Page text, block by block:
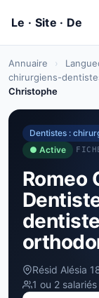
Annuaire ›
chirurgiens-
Christophe
Dentistes :
● Active
Romeo
Résid Alésia
1 ou 2